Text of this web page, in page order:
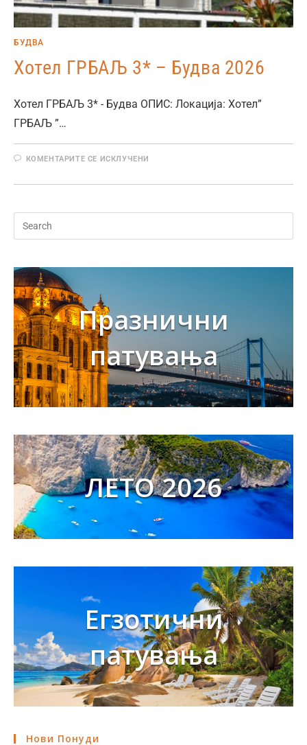
БУДВА
Хотел ГРБАЉ 3* – Будва 2026
Хотел ГРБАЉ 3* - Будва ОПИС: Локација: Хотел”
ГРБАЉ ”…
КОМЕНТАРИТЕ СЕ ИСКЛУЧЕНИ
Празнични
патувања
ЛЕТО 2026
Егзотични
патувања
Нови Понуди